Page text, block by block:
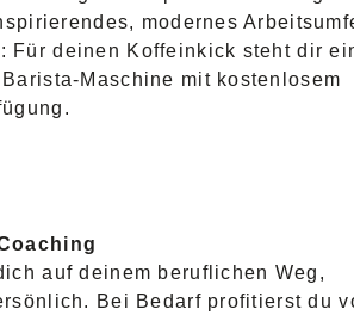
modernes
Für deinen Koffeinkick steht dir
Maschine mit kostenlosem
auf deinem beruflichen Weg,
Bei Bedarf profitierst du